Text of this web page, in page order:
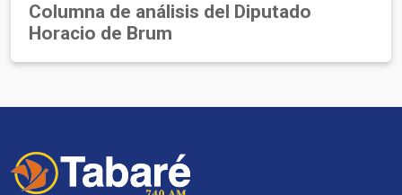
Columna de análisis del Diputado
Horacio de Brum